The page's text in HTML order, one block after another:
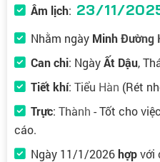
Âm lịch: 23/11/
Nhằm ngày Minh Đường
Can chi: NgàyẤt Dậu,
Tiết khí: Tiểu Hàn (Rét
Trực: Thành - Tốt cho
cáo.
Ngày 11/1/2026hợpvới